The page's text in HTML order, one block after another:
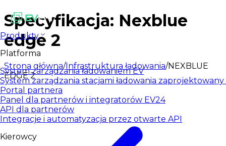
Produkty
Platforma
System zarządzania ładowaniem EV
System zarządzania stacjami ładowania zaprojektowany
Portal partnera
Panel dla partnerów i integratorów EV24
API dla partnerów
Integracje i automatyzacja przez otwarte API
Kierowcy
Specyfikacja: Nexblue
edge 2
Strona główna/Infrastruktura ładowania/NEXBLUE
EDGE 2